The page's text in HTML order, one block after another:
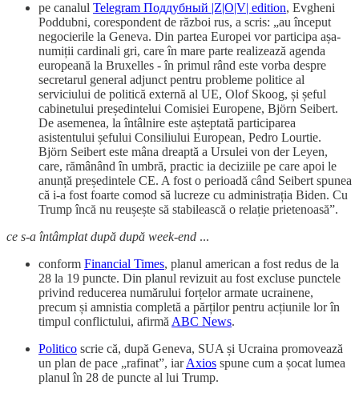
pe canalul Telegram Поддубный |Z|О|V| edition, Evgheni
Poddubni, corespondent de război rus, a scris: „au început
negocierile la Geneva. Din partea Europei vor participa așa-
numiții cardinali gri, care în mare parte realizează agenda
europeană la Bruxelles - în primul rând este vorba despre
secretarul general adjunct pentru probleme politice al
serviciului de politică externă al UE, Olof Skoog, și șeful
cabinetului președintelui Comisiei Europene, Björn Seibert.
De asemenea, la întâlnire este așteptată participarea
asistentului șefului Consiliului European, Pedro Lourtie.
Björn Seibert este mâna dreaptă a Ursulei von der Leyen,
care, rămânând în umbră, practic ia deciziile pe care apoi le
anunță președintele CE. A fost o perioadă când Seibert spunea
că i-a fost foarte comod să lucreze cu administrația Biden. Cu
Trump încă nu reușește să stabilească o relație prietenoasă”.
ce s-a întâmplat după după week-end ...
conform Financial Times, planul american a fost redus de la
28 la 19 puncte. Din planul revizuit au fost excluse punctele
privind reducerea numărului forțelor armate ucrainene,
precum și amnistia completă a părților pentru acțiunile lor în
timpul conflictului, afirmă ABC News.
Politico scrie că, după Geneva, SUA și Ucraina promovează
un plan de pace „rafinat”, iarAxios spune cum a șocat lumea
planul în 28 de puncte al lui Trump.